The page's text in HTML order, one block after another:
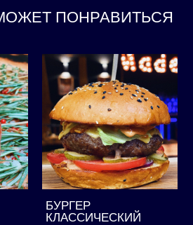
ПОНРАВИТЬСЯ
БУРГЕР
КЛАССИЧЕСКИЙ